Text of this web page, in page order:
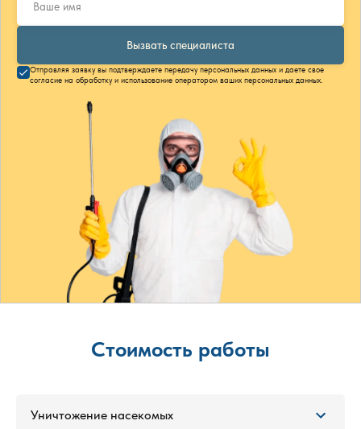
Вызвать специалиста
Отправляя заявку вы подтверждаете передачу персональных данных и даете свое
согласие на обработку и использование оператором ваших персональных данных.
Стоимость работы
Уничтожение насекомых